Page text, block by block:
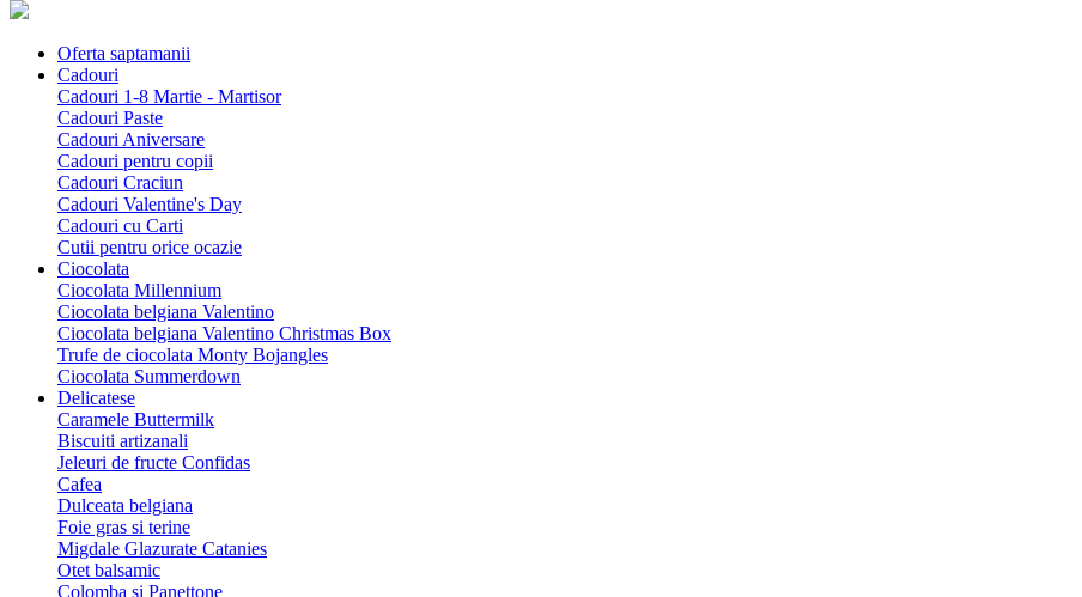
Oferta saptamanii
Cadouri
Cadouri 1-8 Martie - Martisor
Cadouri Paste
Cadouri Aniversare
Cadouri pentru copii
Cadouri Craciun
Cadouri Valentine's Day
Cadouri cu Carti
Cutii pentru orice ocazie
Ciocolata
Ciocolata Millennium
Ciocolata belgiana Valentino
Ciocolata belgiana Valentino Christmas Box
Trufe de ciocolata Monty Bojangles
Ciocolata Summerdown
Delicatese
Caramele Buttermilk
Biscuiti artizanali
Jeleuri de fructe Confidas
Cafea
Dulceata belgiana
Foie gras si terine
Migdale Glazurate Catanies
Otet balsamic
Colomba si Panettone